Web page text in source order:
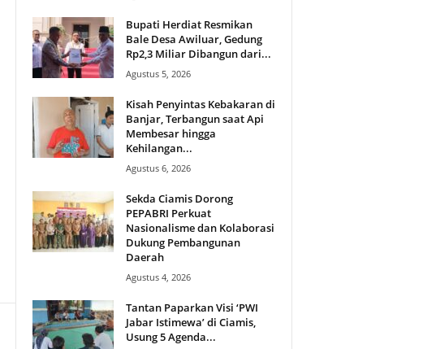
Bupati Herdiat Resmikan
Bale Desa Awiluar, Gedung
Rp2,3 Miliar Dibangun dari...
Agustus 5, 2026
Kisah Penyintas Kebakaran di
Banjar, Terbangun saat Api
Membesar hingga
Kehilangan...
Agustus 6, 2026
Sekda Ciamis Dorong
PEPABRI Perkuat
Nasionalisme dan Kolaborasi
Dukung Pembangunan
Daerah
Agustus 4, 2026
Tantan Paparkan Visi ‘PWI
Jabar Istimewa’ di Ciamis,
Usung 5 Agenda...